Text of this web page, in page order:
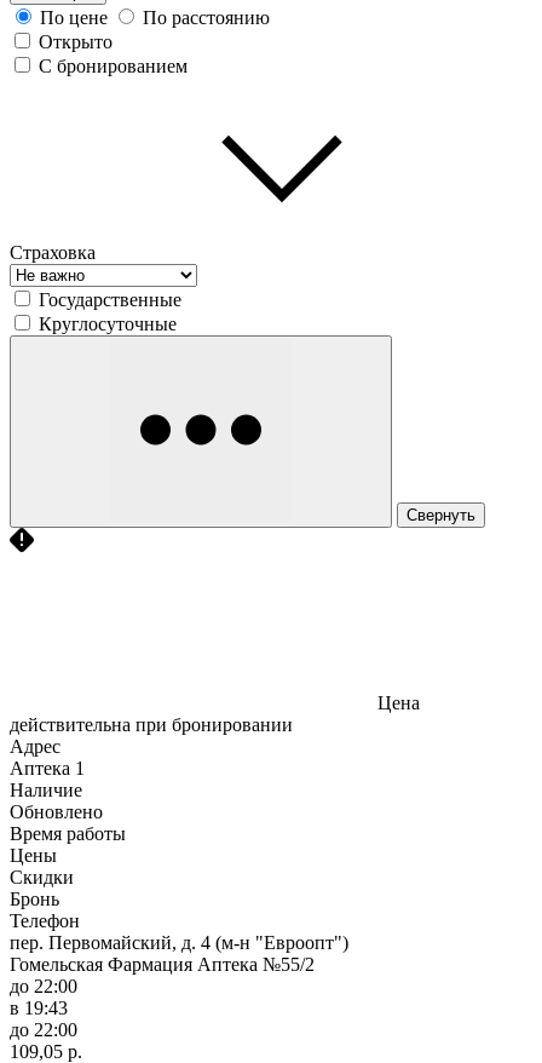
По цене
По расстоянию
Открыто
С бронированием
Страховка
Государственные
Круглосуточные
Свернуть
Цена
действительна при бронировании
Адрес
Аптека 1
Наличие
Обновлено
Время работы
Цены
Скидки
Бронь
Телефон
пер. Первомайский, д. 4 (м-н "Евроопт")
Гомельская Фармация Аптека №55/2
до 22:00
в 19:43
до 22:00
109,05 р.